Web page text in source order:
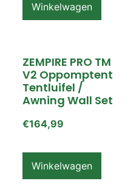
Winkelwagen
ZEMPIRE PRO TM
V2 Oppomptent
Tentluifel /
Awning Wall Set
€164,99
Winkelwagen